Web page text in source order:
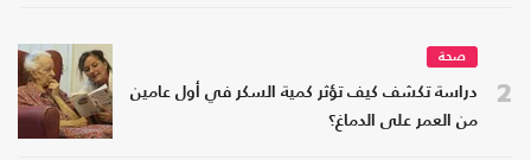
2
صحة
دراسة تكشف كيف تؤثر كمية السكر في أول عامين
من العمر على الدماغ؟